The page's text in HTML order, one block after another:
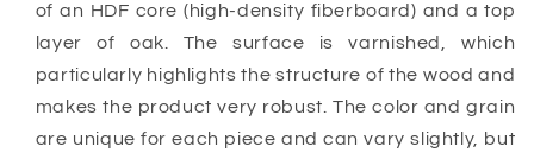
of an HDF core (high-density fiberboard) and a top
layer of oak. The surface is varnished, which
particularly highlights the structure of the wood and
makes the product very robust.The color and grain
are unique for each piece and can vary slightly, but